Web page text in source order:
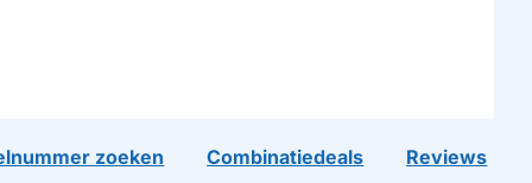
zoeken Combinatiedeals Reviews